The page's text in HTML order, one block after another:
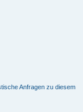
Anfragen zu diesem